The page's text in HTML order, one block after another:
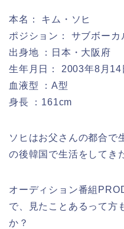
本名： キム・ソヒ
ポジション： サブボーカ
出身地 ：日本・大阪府
生年月日： 2003年8月14
血液型 ：A型
身長 ：161cm
ソヒはお父さんの都合で
の後韓国で生活をしてき
オーディション番組
で、見たことあるって方
か？